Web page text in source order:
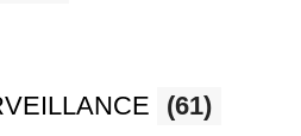
(61)